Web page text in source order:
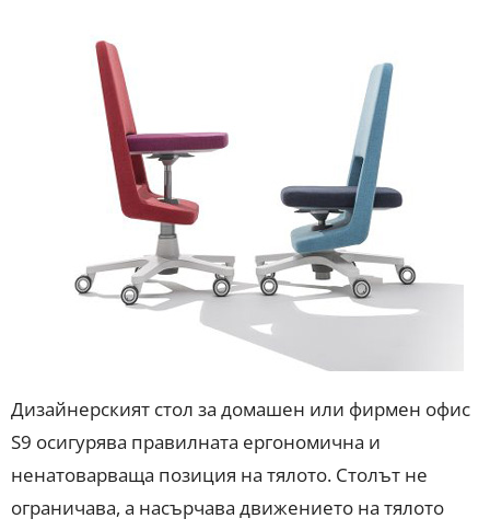
Дизайнерският стол за домашен или фирмен офис
S9 осигурява правилната ергономична и
ненатоварваща позиция на тялото. Столът не
ограничава, а насърчава движението на тялото